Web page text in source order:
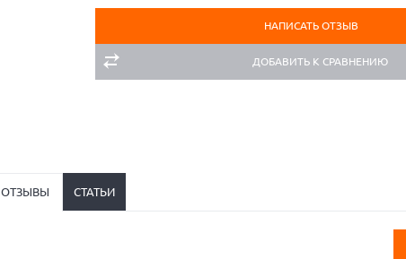
НАПИСАТЬ ОТЗЫВ
ДОБАВИТЬ К СРАВНЕНИЮ
ОТЗЫВЫ СТАТЬИ